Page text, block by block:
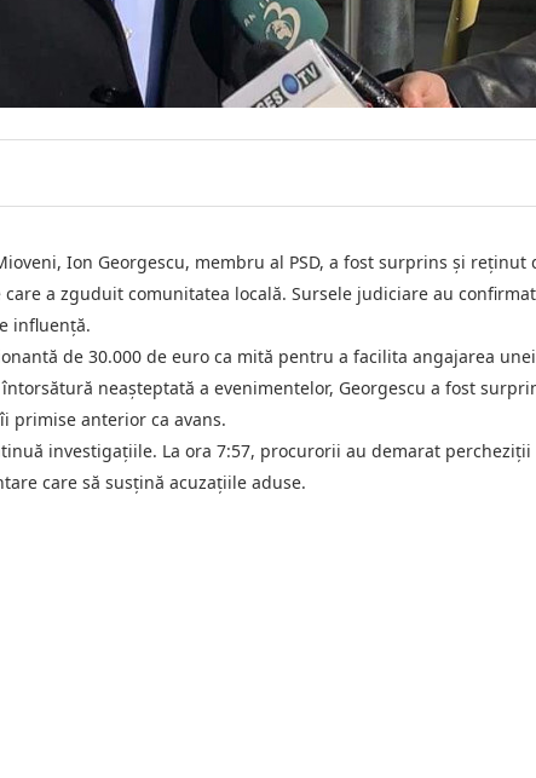
Ion Georgescu, membru al PSD, a fost surprins și reținut
a zguduit comunitatea locală. Sursele judiciare au
influență.
de 30.000 de euro ca mită pentru a facilita angajarea
neașteptată a evenimentelor, Georgescu a fost
primise anterior ca avans.
investigațiile. La ora 7:57, procurorii au demarat percheziții
care să susțină acuzațiile aduse.